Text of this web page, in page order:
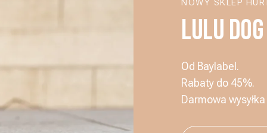
NOWY SKLEP
LULU DOG
Od Baylabel.
Rabaty do 45%.
Darmowa